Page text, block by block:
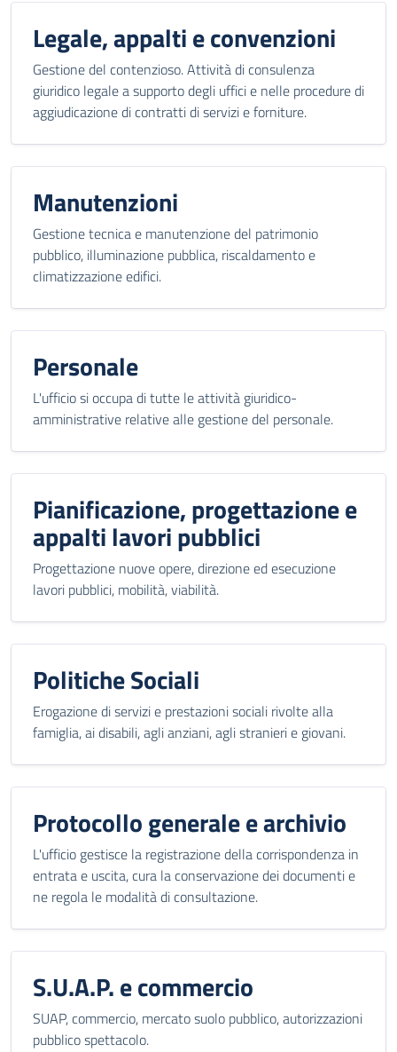
Legale, appalti e convenzioni
Gestione del contenzioso. Attività di consulenza
giuridico legale a supporto degli uffici e nelle procedure di
aggiudicazione di contratti di servizi e forniture.
Manutenzioni
Gestione tecnica e manutenzione del patrimonio
pubblico, illuminazione pubblica, riscaldamento e
climatizzazione edifici.
Personale
L'ufficio si occupa di tutte le attività giuridico-
amministrative relative alle gestione del personale.
Pianificazione, progettazione e
appalti lavori pubblici
Progettazione nuove opere, direzione ed esecuzione
lavori pubblici, mobilità, viabilità.
Politiche Sociali
Erogazione di servizi e prestazioni sociali rivolte alla
famiglia, ai disabili, agli anziani, agli stranieri e giovani.
Protocollo generale e archivio
L'ufficio gestisce la registrazione della corrispondenza in
entrata e uscita, cura la conservazione dei documenti e
ne regola le modalità di consultazione.
S.U.A.P. e commercio
SUAP, commercio, mercato suolo pubblico, autorizzazioni
pubblico spettacolo.